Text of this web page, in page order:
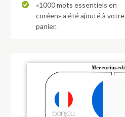
«1000 mots essentiels en
coréen» a été ajouté à votre
panier.